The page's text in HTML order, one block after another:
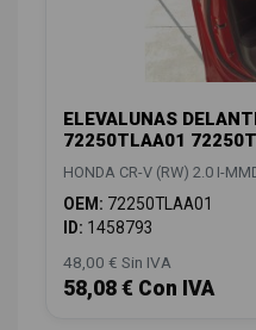
ELEVALUNAS
72250TLAA01
HONDA CR-V (RW) 2.0 I-
OEM: 72250TLAA01
ID: 1458793
48,00 € Sin IVA
58,08 € Con IVA